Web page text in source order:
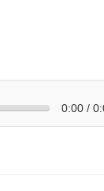
0:00 /